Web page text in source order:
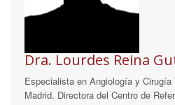
Dra. Lourdes Reina
Especialista en Angiología y
Madrid. Directora del Centro de